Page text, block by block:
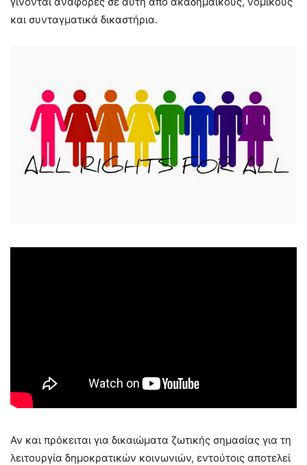
και συνταγματικά δικαστήρια.
Αν και πρόκειται για δικαιώματα ζωτικής σημασίας για τη
λειτουργία δημοκρατικών κοινωνιών, εντούτοις αποτελεί